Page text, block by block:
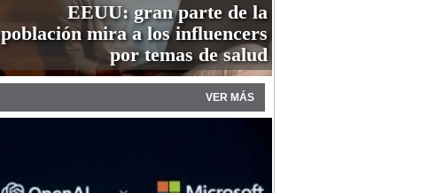
EEUU: gran parte de la
población mira a los influencers
por temas de salud
VER MÁS